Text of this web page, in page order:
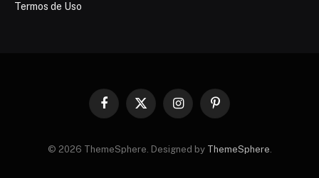
Termos de Uso
Facebook
X
InstagramPinterest
© 2026 ThemeSphere. Designed by ThemeSphere.